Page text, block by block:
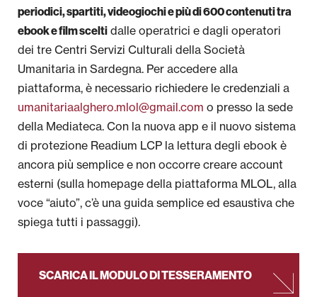
periodici, spartiti, videogiochi e più di 600 contenuti tra
ebook e film scelti dalle operatrici e dagli operatori
dei tre Centri Servizi Culturali della Società
Umanitaria in Sardegna. Per accedere alla
piattaforma, è necessario richiedere le credenziali a
umanitariaalghero.mlol@gmail.com o presso la sede
della Mediateca. Con la nuova app e il nuovo sistema
di protezione Readium LCP la lettura degli ebook è
ancora più semplice e non occorre creare account
esterni (sulla homepage della piattaforma MLOL, alla
voce “aiuto”, c’è una guida semplice ed esaustiva che
spiega tutti i passaggi).
SCARICA IL MODULO DI TESSERAMENTO